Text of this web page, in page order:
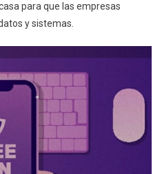
para que las empresas
y sistemas.